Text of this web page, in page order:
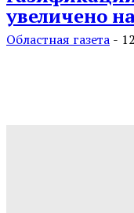
увеличено
Областная газета -